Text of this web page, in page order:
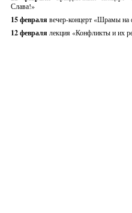
Слава!»
15 февраля вечер-концерт «Шрамы на
12 февраля лекция «Конфликты и их